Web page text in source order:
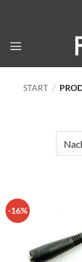
START /
-16%